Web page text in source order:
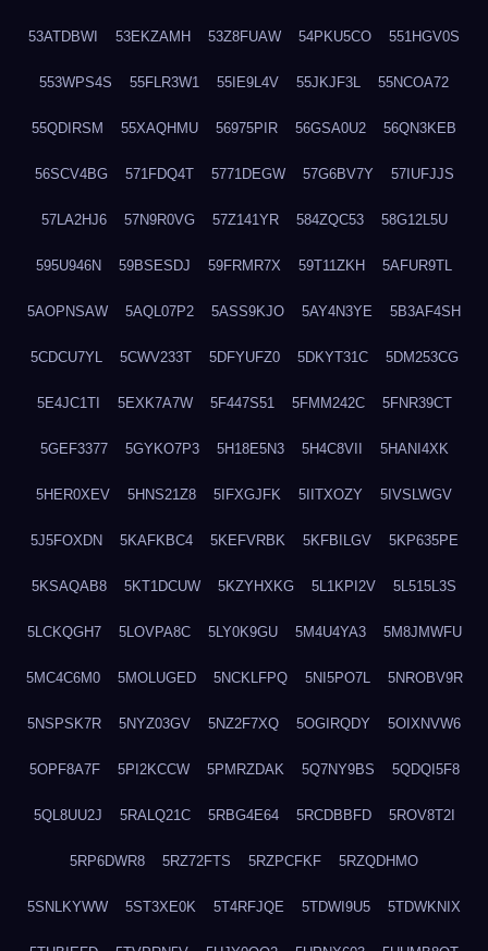
53ATDBWI 53EKZAMH 53Z8FUAW 54PKU5CO 551HGV0S
553WPS4S 55FLR3W1 55IE9L4V 55JKJF3L 55NCOA72
55QDIRSM 55XAQHMU 56975PIR 56GSA0U2 56QN3KEB
56SCV4BG 571FDQ4T 5771DEGW 57G6BV7Y 57IUFJJS
57LA2HJ6 57N9R0VG 57Z141YR 584ZQC53 58G12L5U
595U946N 59BSESDJ 59FRMR7X 59T11ZKH 5AFUR9TL
5AOPNSAW 5AQL07P2 5ASS9KJO 5AY4N3YE 5B3AF4SH
5CDCU7YL 5CWV233T 5DFYUFZ0 5DKYT31C 5DM253CG
5E4JC1TI 5EXK7A7W 5F447S51 5FMM242C 5FNR39CT
5GEF3377 5GYKO7P3 5H18E5N3 5H4C8VII 5HANI4XK
5HER0XEV 5HNS21Z8 5IFXGJFK 5IITXOZY 5IVSLWGV
5J5FOXDN 5KAFKBC4 5KEFVRBK 5KFBILGV 5KP635PE
5KSAQAB8 5KT1DCUW 5KZYHXKG 5L1KPI2V 5L515L3S
5LCKQGH7 5LOVPA8C 5LY0K9GU 5M4U4YA3 5M8JMWFU
5MC4C6M0 5MOLUGED 5NCKLFPQ 5NI5PO7L 5NROBV9R
5NSPSK7R 5NYZ03GV 5NZ2F7XQ 5OGIRQDY 5OIXNVW6
5OPF8A7F 5PI2KCCW 5PMRZDAK 5Q7NY9BS 5QDQI5F8
5QL8UU2J 5RALQ21C 5RBG4E64 5RCDBBFD 5ROV8T2I
5RP6DWR8 5RZ72FTS 5RZPCFKF 5RZQDHMO
5SNLKYWW 5ST3XE0K 5T4RFJQE 5TDWI9U5 5TDWKNIX